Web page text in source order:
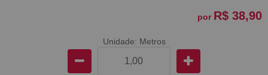
por R$ 38,90
Unidade: Metros